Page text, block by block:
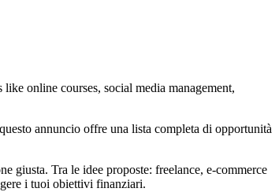
annuncio offre una lista completa di opportunità
giusta. Tra le idee proposte: freelance, e-commerce
i tuoi obiettivi finanziari.